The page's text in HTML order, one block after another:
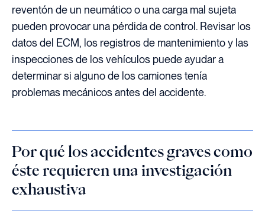
reventón de un neumático o una carga mal sujeta
pueden provocar una pérdida de control. Revisar los
datos del ECM, los registros de mantenimiento y las
inspecciones de los vehículos puede ayudar a
determinar si alguno de los camiones tenía
problemas mecánicos antes del accidente.
Por qué los accidentes graves como
éste requieren una investigación
exhaustiva